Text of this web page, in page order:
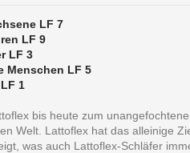
LF 7
LF 9
LF 3
Menschen LF 5
1
bis heute zum
Welt. Lattoflex hat das alleinige
was auch Lattoflex-Schläfer